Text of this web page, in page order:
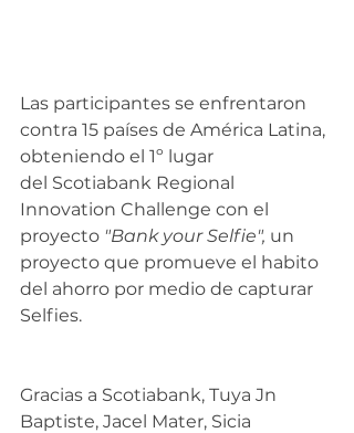
Las participantes se enfrentaron
contra 15 países de América Latina,
obteniendo el 1º lugar
del Scotiabank Regional
Innovation Challenge con el
proyecto "Bank your Selfie", un
proyecto que promueve el habito
del ahorro por medio de capturar
Selfies.
Gracias a Scotiabank, Tuya Jn
Baptiste, Jacel Mater, Sicia